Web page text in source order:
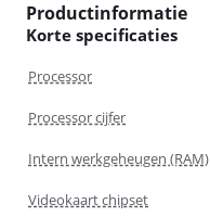
Productinformatie
Korte specificaties
Processor
Processor cijfer
Intern werkgeheugen (RAM)
Videokaart chipset